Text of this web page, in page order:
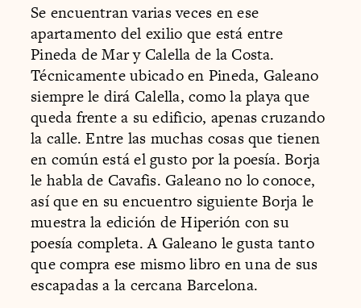
Se encuentran varias veces en ese
apartamento del exilio que está entre
Pineda de Mar y Calella de la Costa.
Técnicamente ubicado en Pineda, Galeano
siempre le dirá Calella, como la playa que
queda frente a su edificio, apenas cruzando
la calle. Entre las muchas cosas que tienen
en común está el gusto por la poesía. Borja
le habla de Cavafis. Galeano no lo conoce,
así que en su encuentro siguiente Borja le
muestra la edición de Hiperión con su
poesía completa. A Galeano le gusta tanto
que compra ese mismo libro en una de sus
escapadas a la cercana Barcelona.